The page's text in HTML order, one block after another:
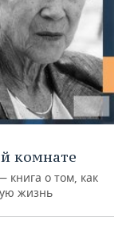
комнате
книга о том, как
жизнь